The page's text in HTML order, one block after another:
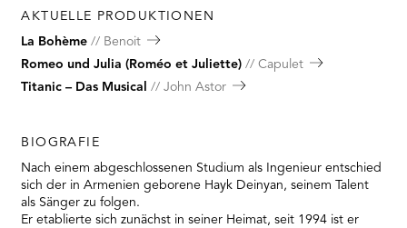
AKTUELLE PRODUKTIONEN
La Bohème
Benoit
Romeo und Julia (Roméo et Juliette)
Capulet
Titanic – Das Musical
John Astor
BIOGRAFIE
Nach einem abgeschlossenen Studium als Ingenieur entschied
sich der in Armenien geborene Hayk Deinyan, seinem Talent
als Sänger zu folgen.
Er etablierte sich zunächst in seiner Heimat, seit 1994 ist er